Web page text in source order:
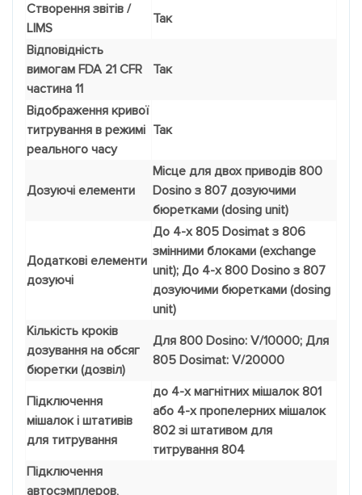
Створення звітів /
LIMS
Так
Відповідність
вимогам FDA 21 CFR
частина 11
Так
Відображення кривої
титрування в режимі
реального часу
Так
Дозуючі елементи
Місце для двох приводів 800
Dosino з 807 дозуючими
бюретками (dosing unit)
Додаткові елементи
дозуючі
До 4-х 805 Dosimat з 806
змінними блоками (exchange
unit); До 4-х 800 Dosino з 807
дозуючими бюретками (dosing
unit)
Кількість кроків
дозування на обсяг
бюретки (дозвіл)
Для 800 Dosino: V/10000; Для
805 Dosimat: V/20000
Підключення
мішалок і штативів
для титрування
до 4-х магнітних мішалок 801
або 4-х пропелерних мішалок
802 зі штативом для
титрування 804
Підключення
автосэмплеров,